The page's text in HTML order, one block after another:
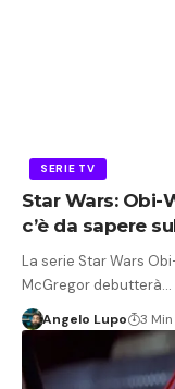
SERIE TV
Star Wars: Obi-
c’è da sapere
La serie Star Wars
McGregor debutterà…
Angelo Lupo 3 Min